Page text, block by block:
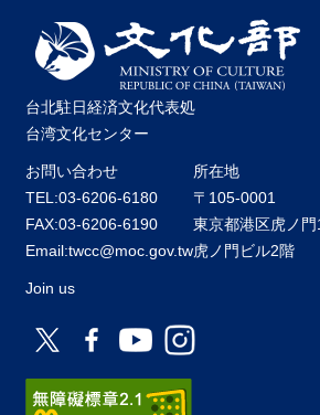
台北駐日経済文化代表処
台湾文化センター
お問い合わせ
TEL:03-6206-6180
FAX:03-6206-6190
Email:twcc@moc.gov.tw
所在地
〒105-0001
東京都港区虎ノ
虎ノ門ビル2階
Join us